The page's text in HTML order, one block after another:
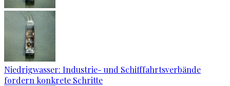
Niedrigwasser: Industrie- und Schifffahrtsverbände
fordern konkrete Schritte